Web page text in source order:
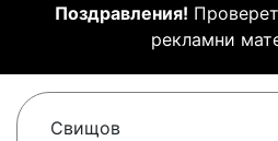
Поздравления!
рекламни
Свищов